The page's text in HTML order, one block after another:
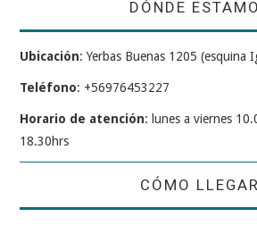
DÓNDE
Ubicación: Yerbas Buenas 1205 (esquina
Teléfono: +56976453227
Horario de atención: lunes a viernes
18.30hrs
CÓMO LLEGAR